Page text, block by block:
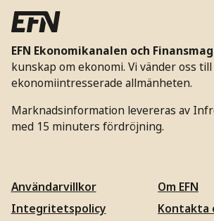
EFN Ekonomikanalen och
kunskap om ekonomi. Vi vänder oss
ekonomiintresserade allmänheten.
Marknadsinformation levereras av
med 15 minuters fördröjning.
Användarvillkor
Integritetspolicy
Om EFN
Kontakta